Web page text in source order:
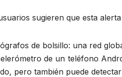
sugieren que esta
de bolsillo: una red
de un teléfono
pero también puede